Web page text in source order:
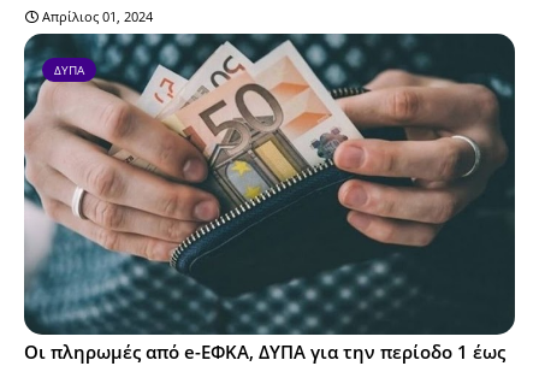
Απρίλιος 01, 2024
ΔΥΠΑ
Οι πληρωμές από e-ΕΦΚΑ, ΔΥΠΑ για την περίοδο 1 έως